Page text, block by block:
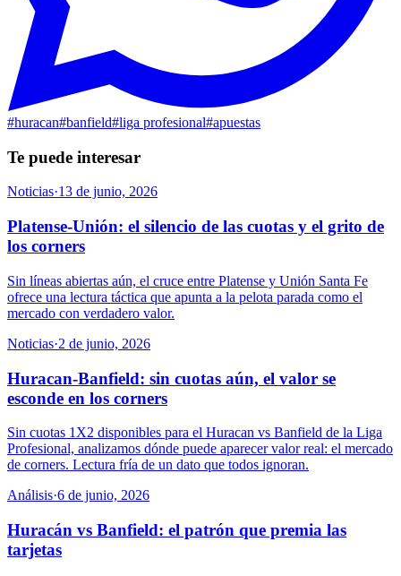
#huracan#banfield#liga profesional#apuestas
Te puede interesar
Noticias·13 de junio, 2026
Platense-Unión: el silencio de las cuotas y el grito de
los corners
Sin líneas abiertas aún, el cruce entre Platense y Unión Santa Fe
ofrece una lectura táctica que apunta a la pelota parada como el
mercado con verdadero valor.
Noticias·2 de junio, 2026
Huracan-Banfield: sin cuotas aún, el valor se
esconde en los corners
Sin cuotas 1X2 disponibles para el Huracan vs Banfield de la Liga
Profesional, analizamos dónde puede aparecer valor real: el mercado
de corners. Lectura fría de un dato que todos ignoran.
Análisis·6 de junio, 2026
Huracán vs Banfield: el patrón que premia las
tarjetas